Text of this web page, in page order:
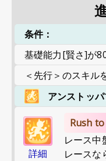
条件：
基礎能力[賢さ]が
＜先行＞のスキル
アンストッ
詳細
Rush
レース中
レースな